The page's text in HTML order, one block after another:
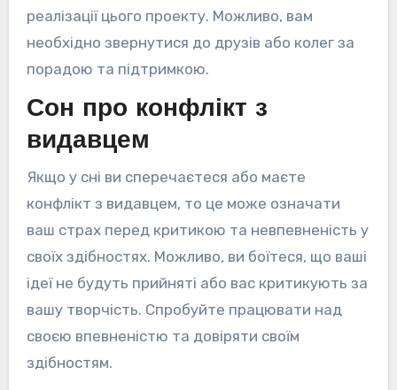
реалізації цього проекту. Можливо, вам
необхідно звернутися до друзів або колег за
порадою та підтримкою.
Сон про конфлікт з
видавцем
Якщо у сні ви сперечаєтеся або маєте
конфлікт з видавцем, то це може означати
ваш страх перед критикою та невпевненість у
своїх здібностях. Можливо, ви боїтеся, що ваші
ідеї не будуть прийняті або вас критикують за
вашу творчість. Спробуйте працювати над
своєю впевненістю та довіряти своїм
здібностям.